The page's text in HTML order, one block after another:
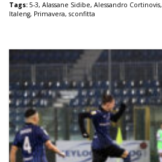
Tags: 5-3, Alassane Sidibe, Alessandro Cortinovis,
Italeng, Primavera, sconfitta